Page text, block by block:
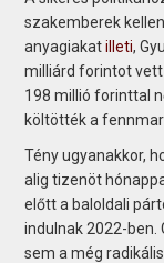
szakemberek
anyagiakatilleti,
milliárd forintot vett
198 millió forinttal
költötték a
Tény ugyanakkor,
alig tizenöt
előtt a baloldali
indulnak 2022-ben.
sem a még